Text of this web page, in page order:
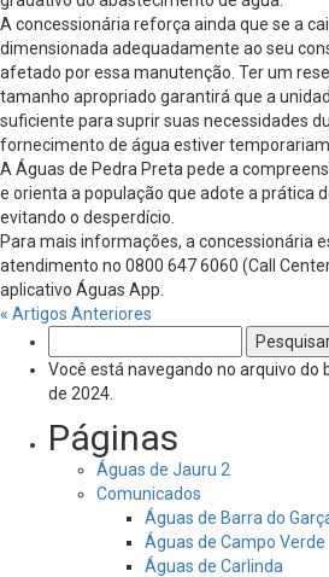
A concessionária reforça ainda que se a
dimensionada adequadamente ao seu
afetado por essa manutenção. Ter um
tamanho apropriado garantirá que a
suficiente para suprir suas necessidades
fornecimento de água estiver
A Águas de Pedra Preta pede a
e orienta a população que adote a prática
evitando o desperdício.
Para mais informações, a concessionária
atendimento no 0800 647 6060 (Call
aplicativo Águas App.
« Artigos Anteriores
por:
Você está navegando no arquivo do
de 2024.
Páginas
Águas de Jauru 2
Comunicados
Águas de Barra do
Águas de Campo Verde
Águas de Carlinda